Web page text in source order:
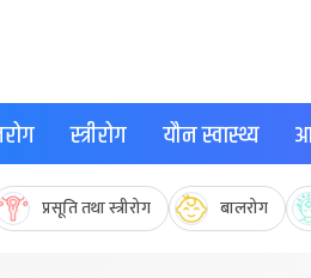
स्त्रीरोग यौन स्वास्थ्य
प्रसूति तथा स्त्रीरोग बालरोग